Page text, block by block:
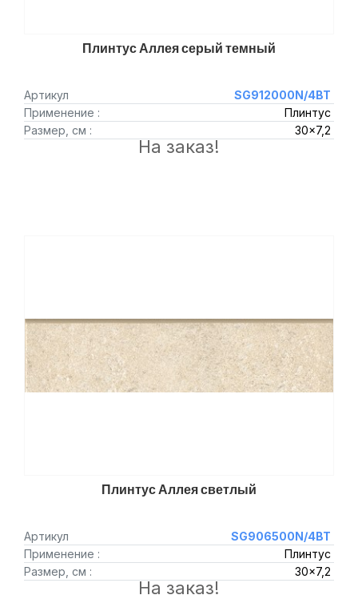
Плинтус Аллея серый темный
Артикул
SG912000N/4BT
Применение :
Плинтус
Размер, см :
30x7,2
На заказ!
Плинтус Аллея светлый
Артикул
SG906500N/4BT
Применение :
Плинтус
Размер, см :
30x7,2
На заказ!